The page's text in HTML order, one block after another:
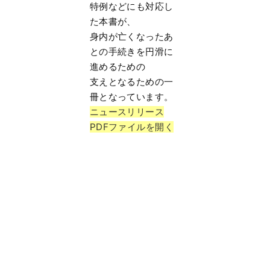
特例などにも対応し
た本書が、
身内が亡くなったあ
との手続きを円滑に
進めるための
支えとなるための一
冊となっています。
ニュースリリース
PDFファイルを開く